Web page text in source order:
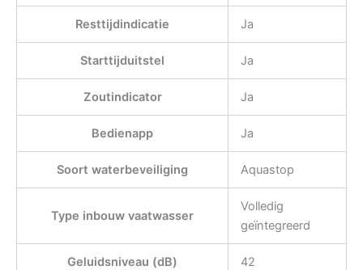
Resttijdindicatie Ja
Starttijduitstel Ja
Zoutindicator Ja
Bedienapp Ja
Soort waterbeveiliging Aquastop
Type inbouw vaatwasser
Volledig
geïntegreerd
Geluidsniveau (dB) 42